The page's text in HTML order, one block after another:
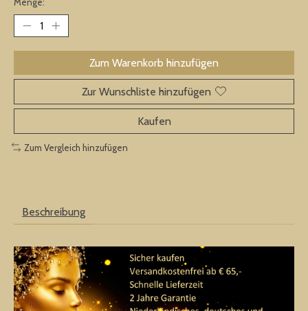
Zum Warenkorb hinzufügen
Zur Wunschliste hinzufügen
Kaufen
Zum Vergleich hinzufügen
Beschreibung